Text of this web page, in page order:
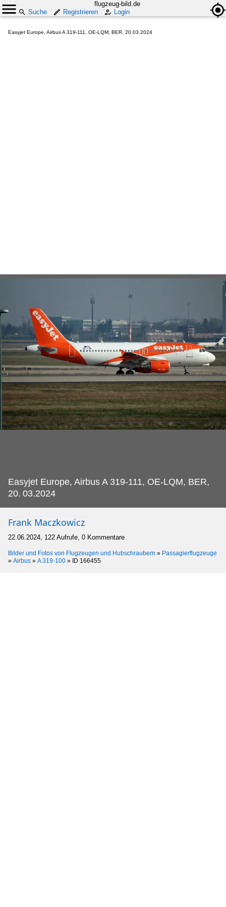
flugzeug-bild.de
Suche
Registrieren Login
Easyjet Europe, Airbus A 319-111, OE-LQM, BER, 20.03.2024
Easyjet Europe, Airbus A 319-111, OE-LQM, BER,
20. 03.2024
Frank Maczkowicz
22.06.2024, 122 Aufrufe, 0 Kommentare
Bilder und Fotos von Flugzeugen und Hubschraubern » Passagierflugzeuge
» Airbus » A 319-100 » ID 166455